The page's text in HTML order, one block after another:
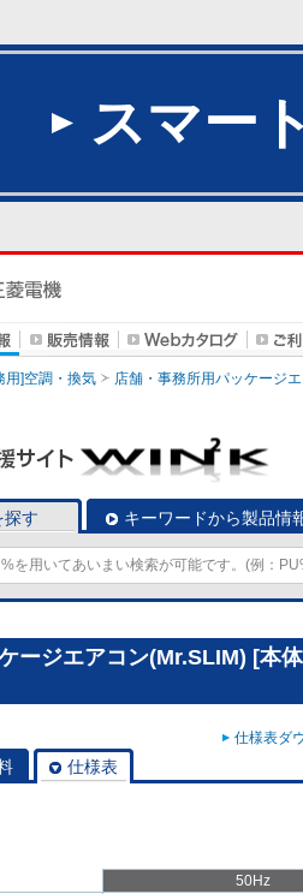
スマー
用]空調・換気 店舗・事務所用パッケージ
探す キーワードから製品情
ージエアコン(Mr.SLIM) [本
仕様表ダ
仕様表
50Hz